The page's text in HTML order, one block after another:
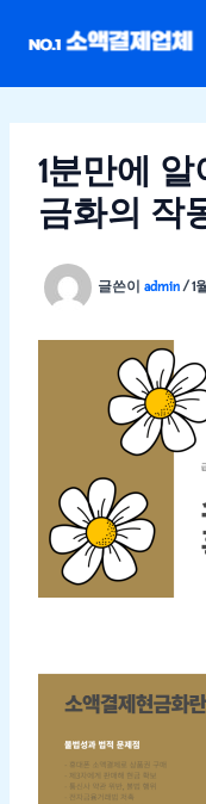
건
1분만에
금화의 작
글쓴이 admin/1